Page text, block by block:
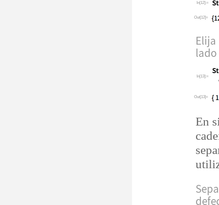
In[12]:=
Out[12]=
Elija
In[13]:=
Out[13]=
En